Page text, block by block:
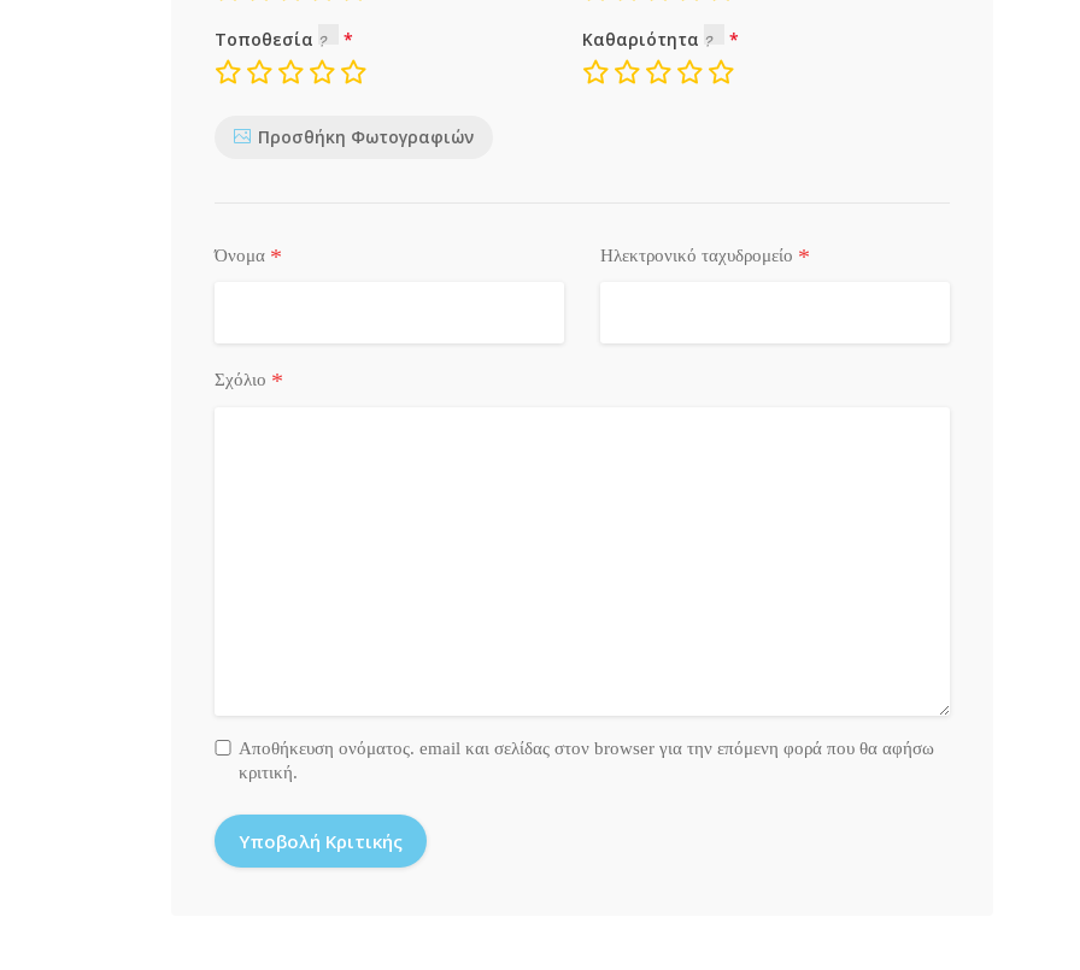
Τοποθεσία Καθαριότητα
Προσθήκη Φωτογραφιών
Όνομα * Ηλεκτρονικό ταχυδρομείο *
Σχόλιο *
Αποθήκευση ονόματος. email και σελίδας στον browser για την επόμενη φορά που θα αφήσω
κριτική.